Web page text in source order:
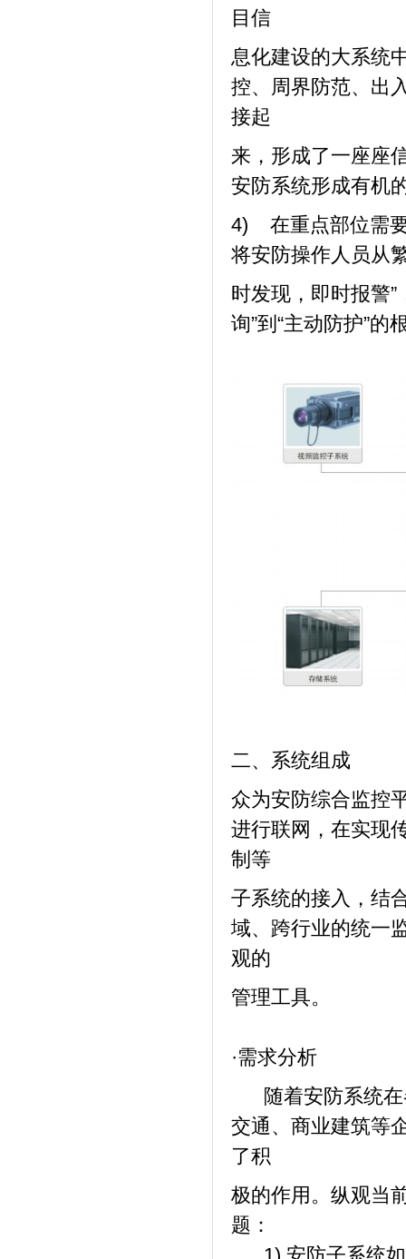
目信
息化建设的大系统
控、周界防范、出
接起
来，形成了一座座
安防系统形成有机
4) 在重点部位需要
将安防操作人员从
时发现，即时报警
询”到“主动防护”
二、系统组成
众为安防综合监控
进行联网，在实现
制等
子系统的接入，结
域、跨行业的统一
观的
管理工具。
·需求分析
随着安防系统在
交通、商业建筑等
了积
极的作用。纵观当
题：